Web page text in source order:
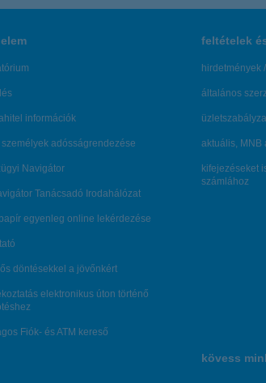
információk
adósságrendezése
Navigátor
Tanácsadó Irodahálózat
egyenleg online lekérdezése
döntésekkel a jövőnkért
elektronikus úton történő
Fiók- és ATM kereső
feltételek
hirdetmények
általános
aktuális, MNB
kifejezéseket
számlához
kövess